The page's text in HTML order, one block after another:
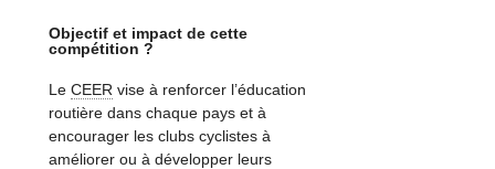
Objectif et impact de cette
compétition ?
LeCEER vise à renforcer l’éducation
routière dans chaque pays et à
encourager les clubs cyclistes à
améliorer ou à développer leurs